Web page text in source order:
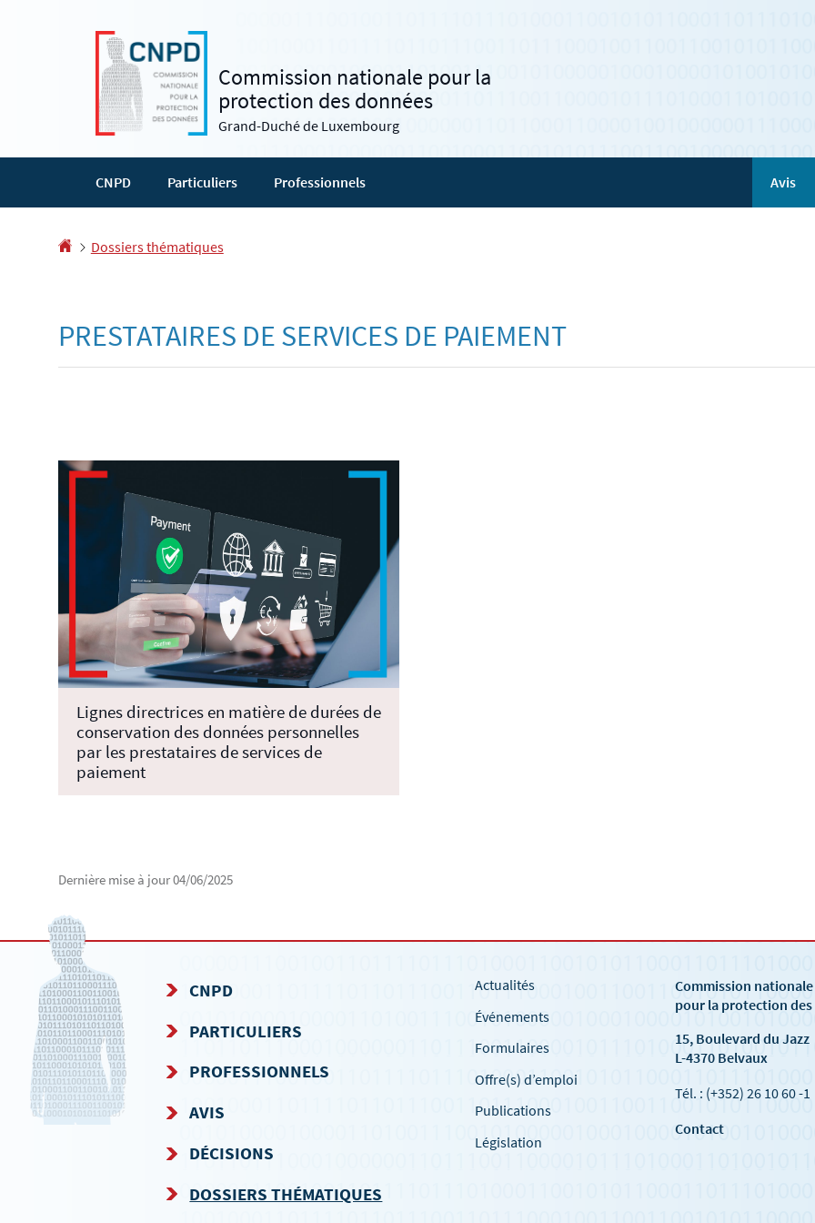
Commission nationale pour la
protection des données
Grand-Duché de Luxembourg
CNPD Particuliers Professionnels Avis
AccueilDossiers thématiques
PRESTATAIRES DE SERVICES DE PAIEMENT
Lignes directrices en matière de durées de
conservation des données personnelles
par les prestataires de services de
paiement
Dernière mise à jour04/06/2025
MENU
DE
NAVIGATION
CNPD
PARTICULIERS
PROFESSIONNELS
AVIS
DÉCISIONS
DOSSIERS THÉMATIQUES
Actualités
Événements
Formulaires
Offre(s) d’emploi
Publications
Législation
Commission nationale
pour la protection des
15, Boulevard du Jazz
L-4370 Belvaux
Tél. : (+352) 26 10 60 -1
Contact